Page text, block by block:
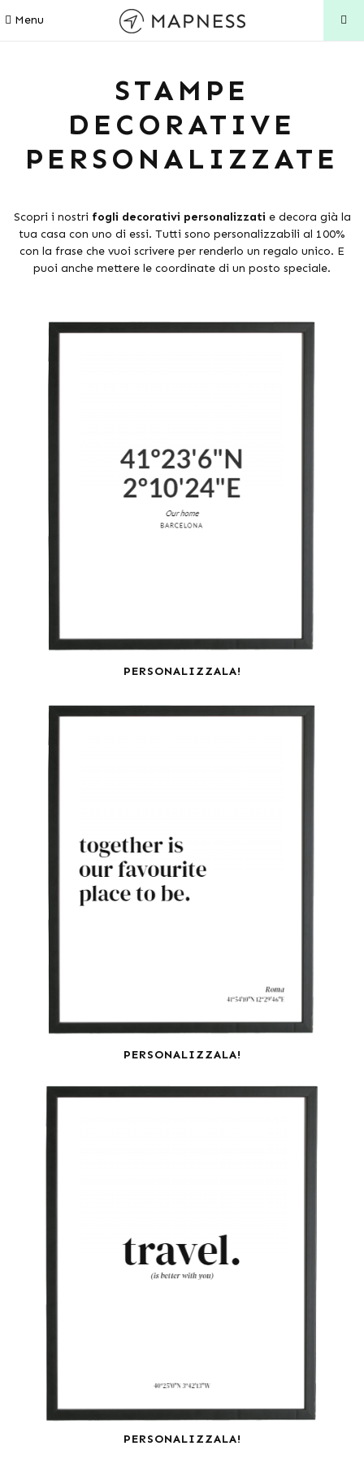
Menu
STAMPE
DECORATIVE
PERSONALIZZATE
Scopri i nostri fogli decorativi personalizzati e decora già la
tua casa con uno di essi. Tutti sono personalizzabili al 100%
con la frase che vuoi scrivere per renderlo un regalo unico. E
puoi anche mettere le coordinate di un posto speciale.
PERSONALIZZALA!
PERSONALIZZALA!
PERSONALIZZALA!